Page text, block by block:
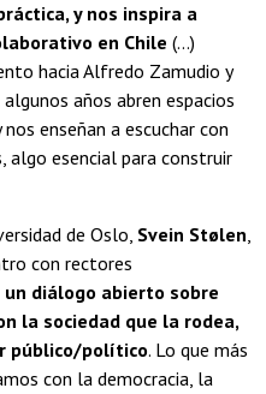
y nos inspira a
en Chile (...)
hacia Alfredo Zamudio y
años abren espacios
enseñan a escuchar con
algo esencial para construir
de Oslo, Svein Stølen,
con rectores
diálogo abierto sobre
la sociedad que la rodea,
público/político. Lo que más
con la democracia, la